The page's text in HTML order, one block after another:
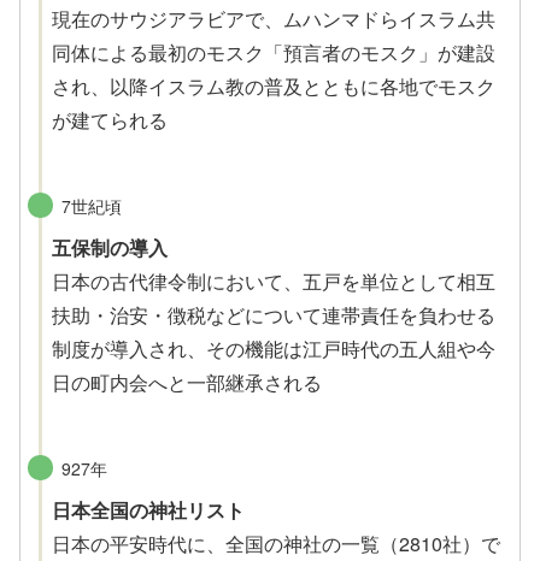
現在のサウジアラビアで、ムハンマドらイスラム共
同体による最初のモスク「預言者のモスク」が建設
され、以降イスラム教の普及とともに各地でモスク
が建てられる
7世紀頃
五保制の導入
日本の古代律令制において、五戸を単位として相互
扶助・治安・徴税などについて連帯責任を負わせる
制度が導入され、その機能は江戸時代の五人組や今
日の町内会へと一部継承される
927年
日本全国の神社リスト
日本の平安時代に、全国の神社の一覧（2810社）で